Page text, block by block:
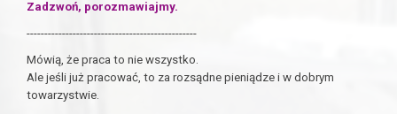
Zadzwoń, porozmawiajmy.
------------------------------------------------
Mówią, że praca to nie wszystko.
Ale jeśli już pracować, to za rozsądne pieniądze i w dobrym
towarzystwie.